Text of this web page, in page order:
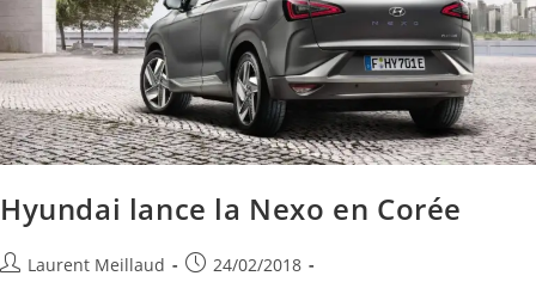
Hyundai lance la Nexo en Corée
Laurent Meillaud
24/02/2018